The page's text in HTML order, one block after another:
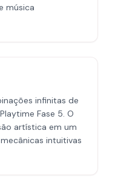
música
infinitas de
Fase 5. O
artística em um
intuitivas